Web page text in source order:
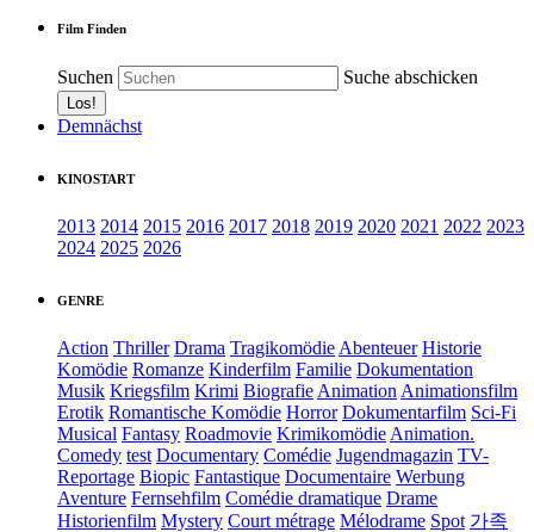
Film Finden
Suchen Suche abschicken
Demnächst
KINOSTART
2013 2014 2015 2016 2017 2018 2019 2020 2021 2022 2023
2024 2025 2026
GENRE
Action Thriller Drama Tragikomödie Abenteuer Historie
Komödie Romanze Kinderfilm Familie Dokumentation
Musik Kriegsfilm Krimi Biografie Animation Animationsfilm
Erotik Romantische Komödie Horror Dokumentarfilm Sci-Fi
Musical Fantasy Roadmovie Krimikomödie Animation.
Comedy test Documentary Comédie Jugendmagazin TV-
Reportage Biopic Fantastique Documentaire Werbung
Aventure Fernsehfilm Comédie dramatique Drame
Historienfilm Mystery Court métrage Mélodrame Spot 가족